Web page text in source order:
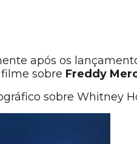
após os
filme sobre Freddy
sobre Whitney